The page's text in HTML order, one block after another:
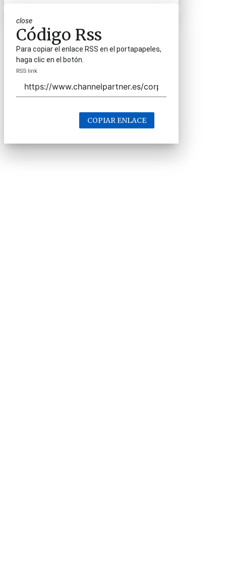
close
Código Rss
Para copiar el enlace RSS en el portapapeles,
haga clic en el botón.
RSS link
COPIAR ENLACE